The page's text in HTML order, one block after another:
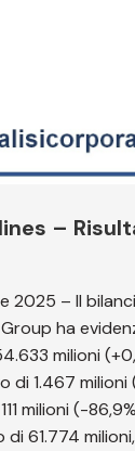
–
2025 – Il
ha
milioni
di 1.467 milioni
milioni (-
61.774